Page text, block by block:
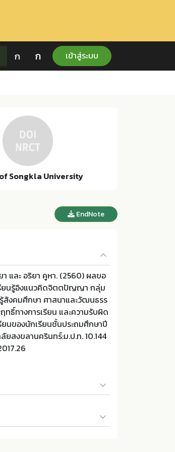
ก ก เข้าสู่ระบบ
Songkla University
EndNote
า และ อริยา คูหา. (2560) ผลขอ
ยนรู้อิงแนวคิดจิตตปัญญา กลุ่ม
รู้สังคมศึกษา ศาสนาและวัฒนธรร
ธิ์ทางการเรียน และความรับผิด
ยนของนักเรียนชั้นประถมศึกษาปี
ยสงขลานครินทร์:ม.ป.ท. 10.144
นรู้อิงแนวคิดจิตตปัญญา กลุ่มส
สังคมศึกษา ศาสนาและวัฒนธรรม